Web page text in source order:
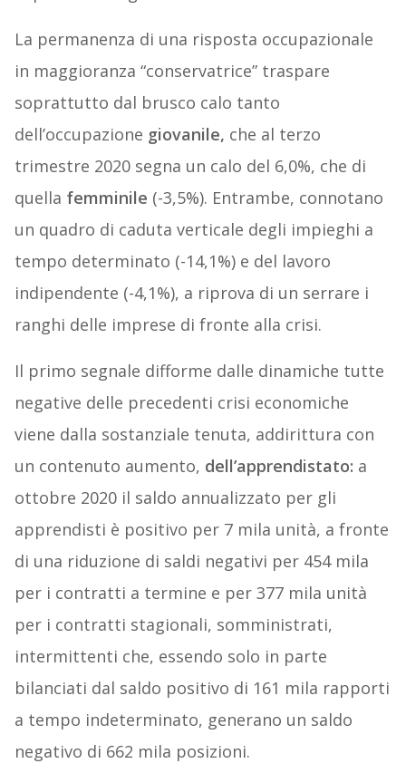
La permanenza di una risposta occupazionale
in maggioranza “conservatrice” traspare
soprattutto dal brusco calo tanto
dell’occupazione giovanile, che al terzo
trimestre 2020 segna un calo del 6,0%, che di
quella femminile (-3,5%). Entrambe, connotano
un quadro di caduta verticale degli impieghi a
tempo determinato (-14,1%) e del lavoro
indipendente (-4,1%), a riprova di un serrare i
ranghi delle imprese di fronte alla crisi.
Il primo segnale difforme dalle dinamiche tutte
negative delle precedenti crisi economiche
viene dalla sostanziale tenuta, addirittura con
un contenuto aumento, dell’apprendistato: a
ottobre 2020 il saldo annualizzato per gli
apprendisti è positivo per 7 mila unità, a fronte
di una riduzione di saldi negativi per 454 mila
per i contratti a termine e per 377 mila unità
per i contratti stagionali, somministrati,
intermittenti che, essendo solo in parte
bilanciati dal saldo positivo di 161 mila rapporti
a tempo indeterminato, generano un saldo
negativo di 662 mila posizioni.